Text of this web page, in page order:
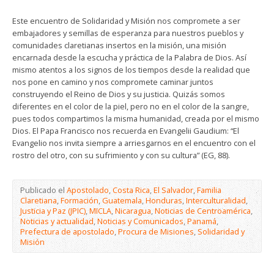
Este encuentro de Solidaridad y Misión nos compromete a ser
embajadores y semillas de esperanza para nuestros pueblos y
comunidades claretianas insertos en la misión, una misión
encarnada desde la escucha y práctica de la Palabra de Dios. Así
mismo atentos a los signos de los tiempos desde la realidad que
nos pone en camino y nos compromete caminar juntos
construyendo el Reino de Dios y su justicia. Quizás somos
diferentes en el color de la piel, pero no en el color de la sangre,
pues todos compartimos la misma humanidad, creada por el mismo
Dios. El Papa Francisco nos recuerda en Evangelii Gaudium: “El
Evangelio nos invita siempre a arriesgarnos en el encuentro con el
rostro del otro, con su sufrimiento y con su cultura” (EG, 88).
Publicado el Apostolado,Costa Rica,El Salvador,Familia
Claretiana,Formación,Guatemala,Honduras,Interculturalidad,
Justicia y Paz (JPIC),MICLA,Nicaragua,Noticias de Centroamérica,
Noticias y actualidad,Noticias y Comunicados,Panamá,
Prefectura de apostolado,Procura de Misiones,Solidaridad y
Misión